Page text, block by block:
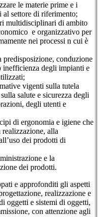
le materie prime e i
al settore di riferimento;
multidisciplinari di ambito
e organizzativo per
nei processi n cui è
predisposizione, conduzione
inefficienza degli impianti e
vigenti sulla tutela
salute e sicurezza degli
degli utenti e
di ergonomia e igiene che
alla
dei prodotti di
e la
dei prodotti.
e approfonditi gli aspetti
realizzazione e
oggetti e sistemi di oggetti,
con attenzione agli